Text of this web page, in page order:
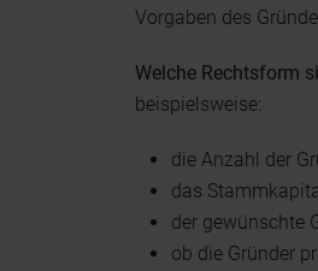
Vorgaben des
Welche Rechtsform
beispielsweise:
die Anzahl der
das
der gewünschte
ob die Gründer